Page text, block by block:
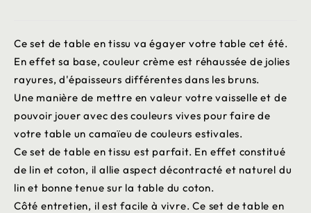
Ce set de table en tissu va égayer votre table cet été.
En effet sa base, couleur crème est réhaussée de jolies
rayures, d'épaisseurs différentes dans les bruns.
Une manière de mettre en valeur votre vaisselle et de
pouvoir jouer avec des couleurs vives pour faire de
votre table un camaïeu de couleurs estivales.
Ce set de table en tissu est parfait. En effet constitué
de lin et coton, il allie aspect décontracté et naturel du
lin et bonne tenue sur la table du coton.
Côté entretien, il est facile à vivre. Ce set de table en